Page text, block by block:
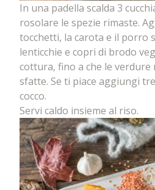
In una padella scalda 3
rosolare le spezie rimaste.
tocchetti, la carota e il porro
lenticchie e copri di brodo
cottura, fino a che le verdure
sfatte. Se ti piace aggiungi
cocco.
Servi caldo insieme al riso.